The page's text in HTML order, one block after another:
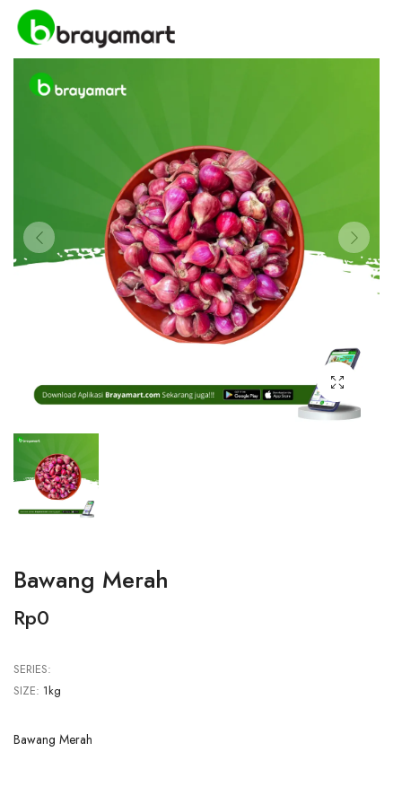
Bawang Merah
Rp0
SERIES:
SIZE: 1kg
Bawang Merah